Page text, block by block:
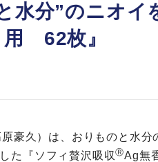
水分”のニオイ
62枚』
久）は、おりものと水
た『ソフィ贅沢吸収ⓇAg無